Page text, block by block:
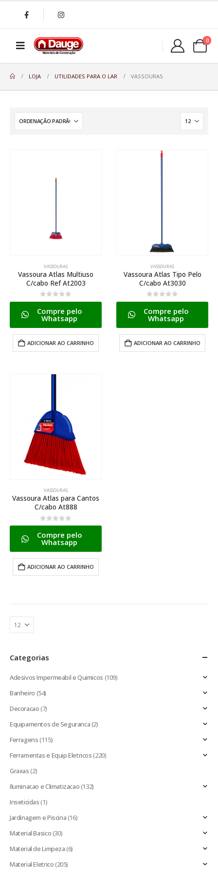
0
LOJA UTILIDADES PARA O LAR VASSOURAS
VASSOURAS
Vassoura Atlas Multiuso
C/cabo Ref At2003
0de 5
Compre pelo
Whatsapp
ADICIONAR AO CARRINHO
VASSOURAS
Vassoura Atlas Tipo Pelo
C/cabo At3030
0de 5
Compre pelo
Whatsapp
ADICIONAR AO CARRINHO
VASSOURAS
Vassoura Atlas para Cantos
C/cabo At888
0de 5
Compre pelo
Whatsapp
ADICIONAR AO CARRINHO
Categorias
Adesivos Impermeabil e Quimicos (109)
Banheiro (54)
Decoracao(7)
Equipamentos de Seguranca(2)
Ferragens(115)
Ferramentas e Equip Eletricos(220)
Graxas(2)
Iluminacao e Climatizacao(132)
Inseticidas(1)
Jardinagem e Piscina(16)
Material Basico(30)
Material de Limpeza(6)
Material Eletrico(205)